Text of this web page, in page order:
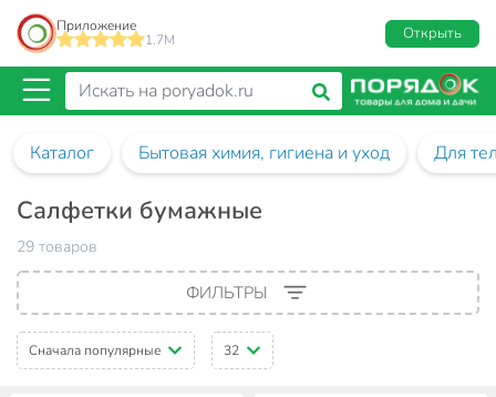
Приложение
1.7M
Открыть
Каталог Бытовая химия, гигиена и уход Для
Салфетки бумажные
29 товаров
ФИЛЬТРЫ
Сначала популярные 32